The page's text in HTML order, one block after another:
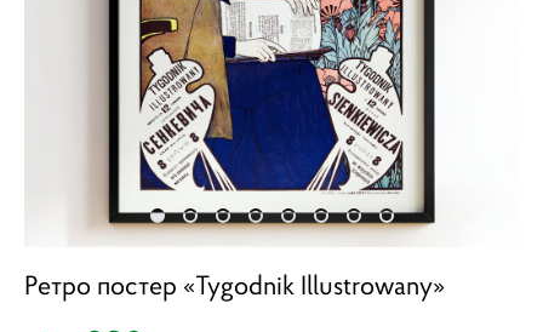
Ретро постер «Tygodnik Illustrowany»